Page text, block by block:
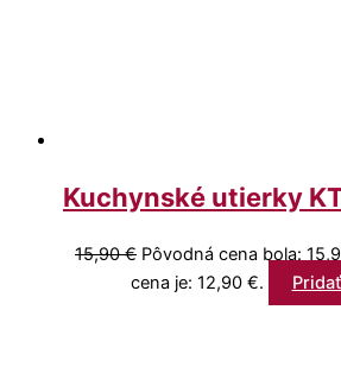
Kuchynské utierky
15,90€ Pôvodná cena bola:
cena je: 12,90 €.